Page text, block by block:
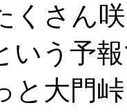
さん
いう予
と大門